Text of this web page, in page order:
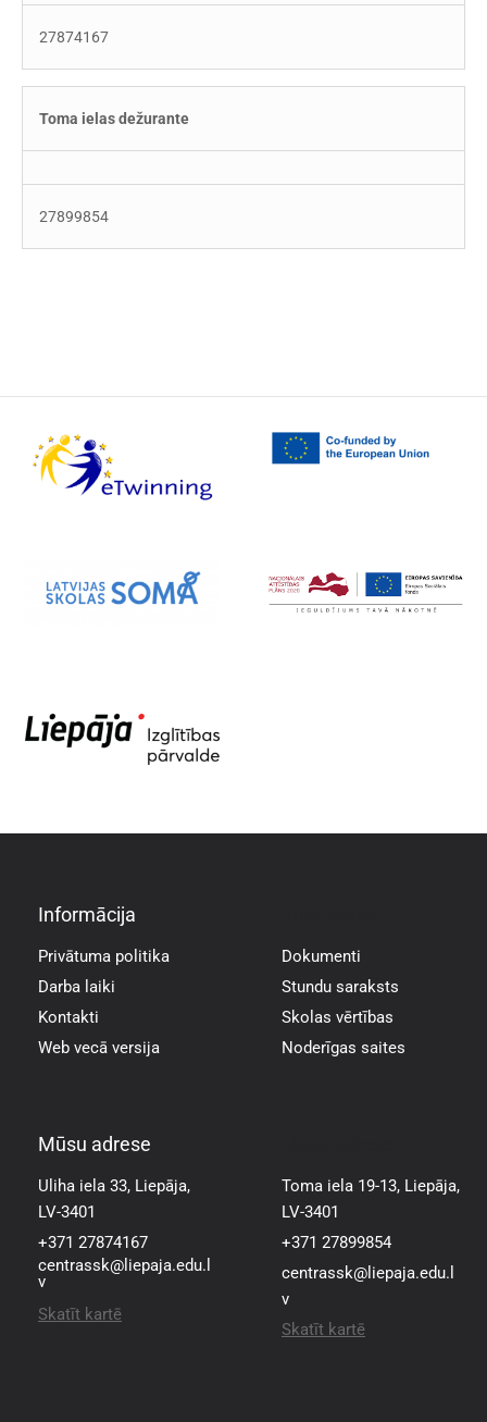
27874167
Toma ielas dežurante
27899854
Informācija
Privātuma politika
Darba laiki
Kontakti
Web vecā versija
Dokumenti
Stundu saraksts
Skolas vērtības
Noderīgas saites
Mūsu adrese
Uliha iela 33, Liepāja,
LV-3401
+371 27874167
centrassk@liepaja.edu.l
v
Skatīt kartē
Toma iela 19-13, Liepāja,
LV-3401
+371 27899854
centrassk@liepaja.edu.l
v
Skatīt kartē